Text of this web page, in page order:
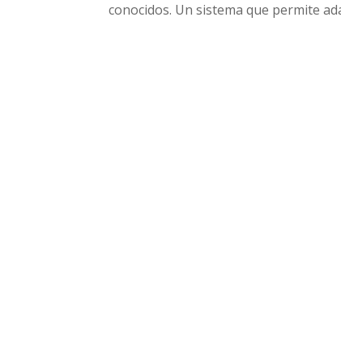
conocidos. Un sistema que permite